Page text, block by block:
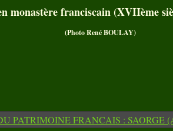
monastère franciscain (XVIIème
(Photo René BOULAY)